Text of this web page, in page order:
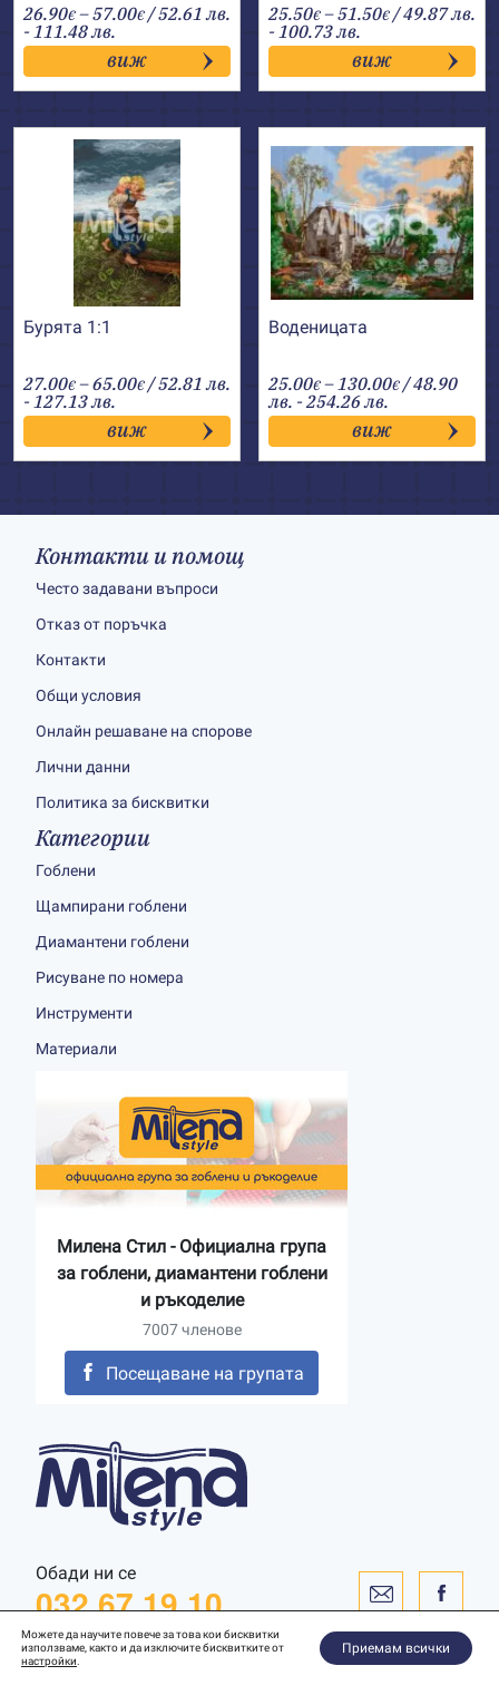
26.90€ –57.00€Price
range:
26.90€
through
57.00€
/ 52.61 лв.
- 111.48 лв.
виж
25.50€ –51.50€Price
range:
25.50€
through
51.50€
/ 49.87 лв.
- 100.73 лв.
виж
Бурята 1:1
27.00€ –65.00€Price
range:
27.00€
through
65.00€
/ 52.81 лв.
- 127.13 лв.
виж
Воденицата
25.00€ –130.00€Price
range:
25.00€
through
130.00€
/ 48.90
лв. - 254.26 лв.
виж
Обади ни се
032 67 19 10
Контакти и помощ
Често задавани въпроси
Отказ от поръчка
Контакти
Общи условия
Онлайн решаване на спорове
Лични данни
Политика за бисквитки
Категории
Гоблени
Щампирани гоблени
Диамантени гоблени
Рисуване по номера
Инструменти
Материали
Милена Стил - Официална група
за гоблени, диамантени гоблени
и ръкоделие
7007 членове
Посещаване на групата
Уебсайт от
Можете да научите повече за това кои бисквитки
използваме, както и да изключите бисквитките от
настройки
Приемам всички